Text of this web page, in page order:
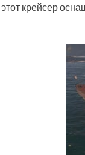
этот крейсер